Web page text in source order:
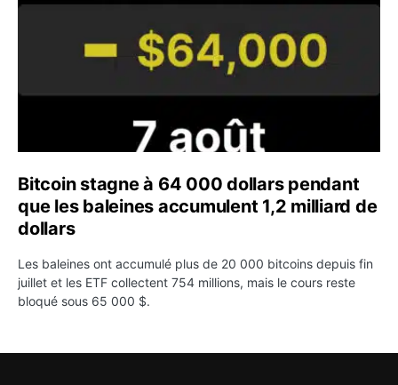
Bitcoin stagne à 64 000 dollars pendant
que les baleines accumulent 1,2 milliard de
dollars
Les baleines ont accumulé plus de 20 000 bitcoins depuis fin
juillet et les ETF collectent 754 millions, mais le cours reste
bloqué sous 65 000 $.